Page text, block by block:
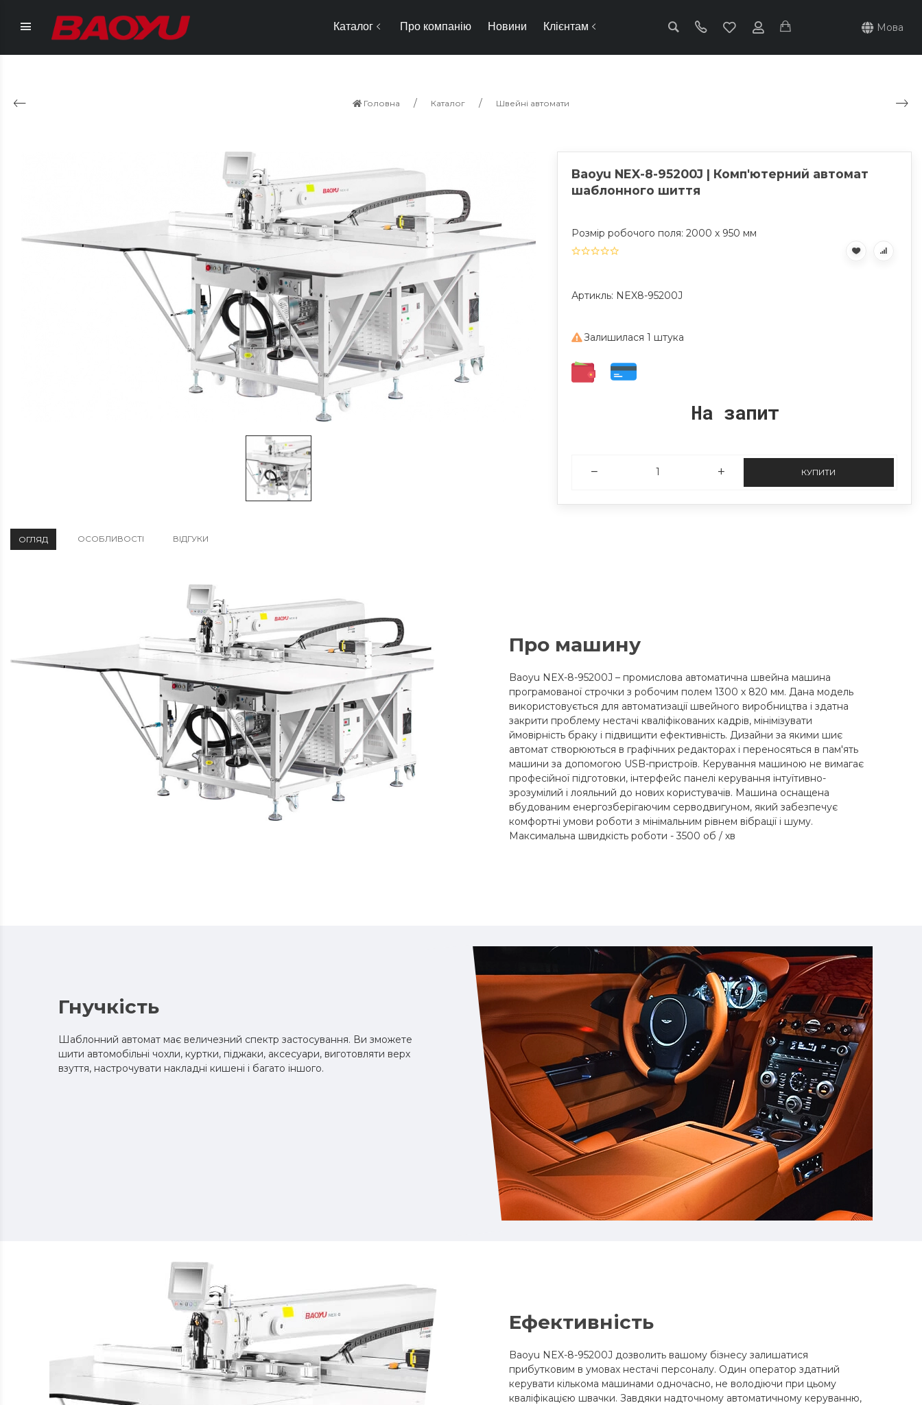
Каталог Про компанію Новини Клієнтам Мова
Головна Каталог Швейні автомати
Baoyu NEX-8-95200J | Комп'ютерний автомат
шаблонного шиття
Розмір робочого поля: 2000 х 950 мм
Артикль: NEX8-95200J
Залишилася 1 штука
На запит
КУПИТИ
ОГЛЯД ОСОБЛИВОСТІ ВІДГУКИ
Про машину
Baoyu NEX-8-95200J – промислова автоматична швейна машина
програмованої строчки з робочим полем 1300 х 820 мм. Дана модель
використовується для автоматизації швейного виробництва і здатна
закрити проблему нестачі кваліфікованих кадрів, мінімізувати
ймовірність браку і підвищити ефективність. Дизайни за якими шиє
автомат створюються в графічних редакторах і переносяться в пам'ять
машини за допомогою USB-пристроїв. Керування машиною не вимагає
професійної підготовки, інтерфейс панелі керування інтуїтивно-
зрозумілий і лояльний до нових користувачів. Машина оснащена
вбудованим енергозберігаючим серводвигуном, який забезпечує
комфортні умови роботи з мінімальним рівнем вібрації і шуму.
Максимальна швидкість роботи - 3500 об / хв
Гнучкість
Шаблонний автомат має величезний спектр застосування. Ви зможете
шити автомобільні чохли, куртки, піджаки, аксесуари, виготовляти верх
взуття, настрочувати накладні кишені і багато іншого.
Ефективність
Baoyu NEX-8-95200J дозволить вашому бізнесу залишатися
прибутковим в умовах нестачі персоналу. Один оператор здатний
керувати кількома машинами одночасно, не володіючи при цьому
кваліфікацією швачки. Завдяки надточному автоматичному керуванню,